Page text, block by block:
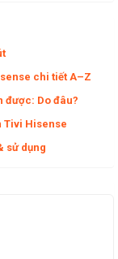
chi tiết A–Z
được: Do đâu?
Tivi Hisense
sử dụng